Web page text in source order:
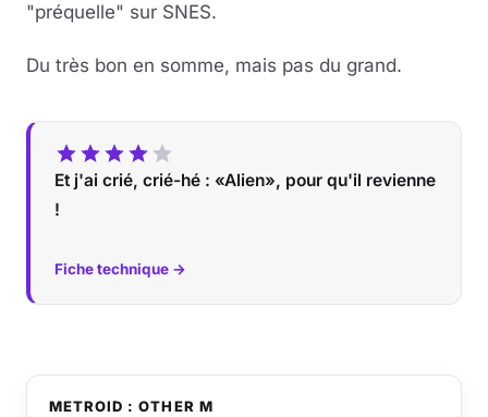
"préquelle" sur SNES.
Du très bon en somme, mais pas du grand.
Et j'ai crié, crié-hé : «Alien», pour qu'il revienne
!
Fiche technique →
METROID : OTHER M